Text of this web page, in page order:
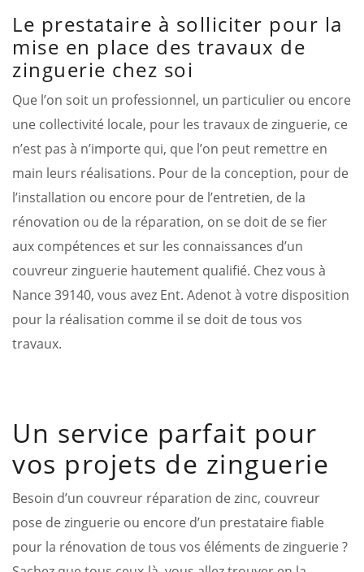
Le prestataire à solliciter pour la
mise en place des travaux de
zinguerie chez soi
Que l’on soit un professionnel, un particulier ou encore
une collectivité locale, pour les travaux de zinguerie, ce
n’est pas à n’importe qui, que l’on peut remettre en
main leurs réalisations. Pour de la conception, pour de
l’installation ou encore pour de l’entretien, de la
rénovation ou de la réparation, on se doit de se fier
aux compétences et sur les connaissances d’un
couvreur zinguerie hautement qualifié. Chez vous à
Nance 39140, vous avez Ent. Adenot à votre disposition
pour la réalisation comme il se doit de tous vos
travaux.
Un service parfait pour
vos projets de zinguerie
Besoin d’un couvreur réparation de zinc, couvreur
pose de zinguerie ou encore d’un prestataire fiable
pour la rénovation de tous vos éléments de zinguerie ?